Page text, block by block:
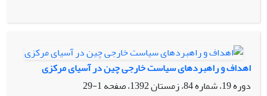
افغانستان داشته است؟ فرضیه اصلی بر این اساس استوار است
که بازگشت طالبان به صحنه قدرت سیاسی افغانستان، اثرات منفی
بر شاخصه‌های اقتصادی داخلی این کشور و سطح رفاه مردم
گذاشته است و منجر به ایجاد رکود، فقر و بیکاری شده ‌است؛ اما از
اهداف و راهبردهای سیاست خارجی چین در آسیای مرکزی
دوره 19، شماره 84، زمستان 1392، صفحه
1-29